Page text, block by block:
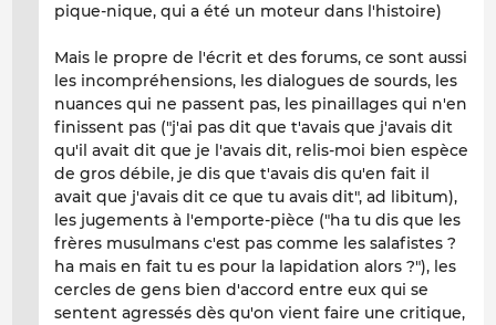
pique-nique, qui a été un moteur dans l'histoire)
Mais le propre de l'écrit et des forums, ce sont aussi
les incompréhensions, les dialogues de sourds, les
nuances qui ne passent pas, les pinaillages qui n'en
finissent pas ("j'ai pas dit que t'avais que j'avais dit
qu'il avait dit que je l'avais dit, relis-moi bien espèce
de gros débile, je dis que t'avais dis qu'en fait il
avait que j'avais dit ce que tu avais dit", ad libitum),
les jugements à l'emporte-pièce ("ha tu dis que les
frères musulmans c'est pas comme les salafistes ?
ha mais en fait tu es pour la lapidation alors ?"), les
cercles de gens bien d'accord entre eux qui se
sentent agressés dès qu'on vient faire une critique,